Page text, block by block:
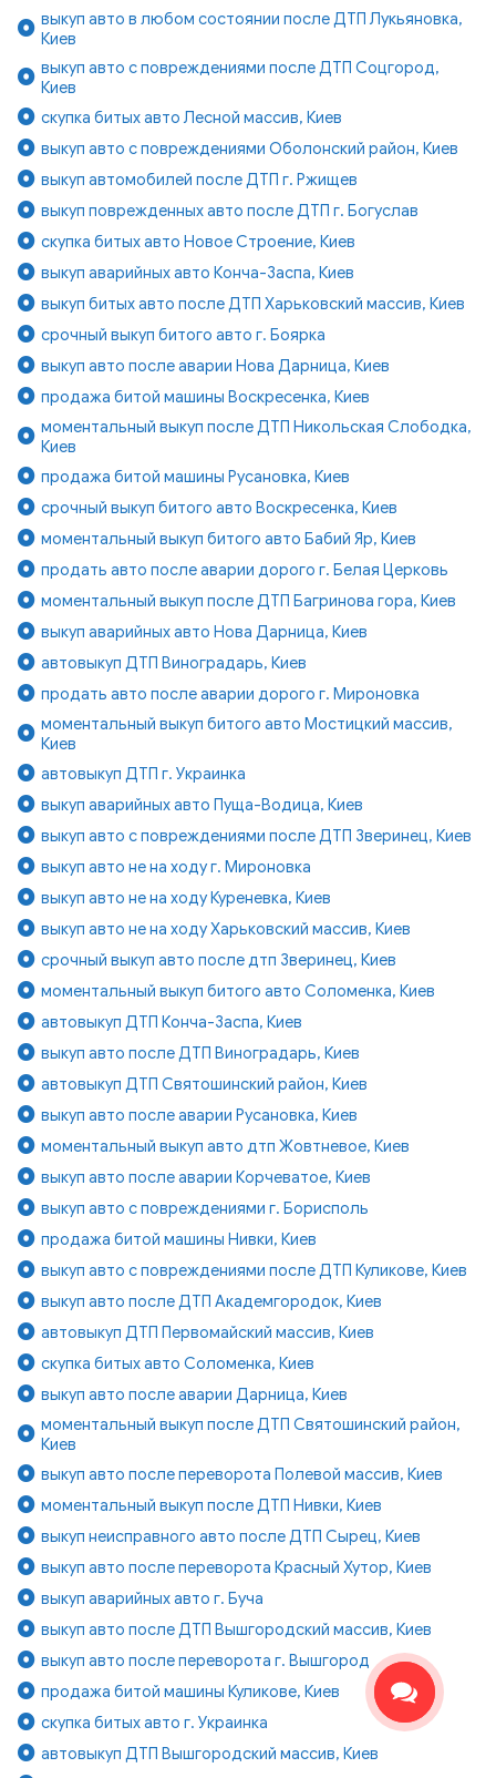
выкуп авто в любом состоянии после ДТП Лукьяновка,
Киев
выкуп авто с повреждениями после ДТП Соцгород,
Киев
скупка битых авто Лесной массив, Киев
выкуп авто с повреждениями Оболонский район, Киев
выкуп автомобилей после ДТП г. Ржищев
выкуп поврежденных авто после ДТП г. Богуслав
скупка битых авто Новое Строение, Киев
выкуп аварийных авто Конча-Заспа, Киев
выкуп битых авто после ДТП Харьковский массив, Киев
срочный выкуп битого авто г. Боярка
выкуп авто после аварии Нова Дарница, Киев
продажа битой машины Воскресенка, Киев
моментальный выкуп после ДТП Никольская Слободка,
Киев
продажа битой машины Русановка, Киев
срочный выкуп битого авто Воскресенка, Киев
моментальный выкуп битого авто Бабий Яр, Киев
продать авто после аварии дорого г. Белая Церковь
моментальный выкуп после ДТП Багринова гора, Киев
выкуп аварийных авто Нова Дарница, Киев
автовыкуп ДТП Виноградарь, Киев
продать авто после аварии дорого г. Мироновка
моментальный выкуп битого авто Мостицкий массив,
Киев
автовыкуп ДТП г. Украинка
выкуп аварийных авто Пуща-Водица, Киев
выкуп авто с повреждениями после ДТП Зверинец, Киев
выкуп авто не на ходу г. Мироновка
выкуп авто не на ходу Куреневка, Киев
выкуп авто не на ходу Харьковский массив, Киев
срочный выкуп авто после дтп Зверинец, Киев
моментальный выкуп битого авто Соломенка, Киев
автовыкуп ДТП Конча-Заспа, Киев
выкуп авто после ДТП Виноградарь, Киев
автовыкуп ДТП Святошинский район, Киев
выкуп авто после аварии Русановка, Киев
моментальный выкуп авто дтп Жовтневое, Киев
выкуп авто после аварии Корчеватое, Киев
выкуп авто с повреждениями г. Борисполь
продажа битой машины Нивки, Киев
выкуп авто с повреждениями после ДТП Куликове, Киев
выкуп авто после ДТП Академгородок, Киев
автовыкуп ДТП Первомайский массив, Киев
скупка битых авто Соломенка, Киев
выкуп авто после аварии Дарница, Киев
моментальный выкуп после ДТП Святошинский район,
Киев
выкуп авто после переворота Полевой массив, Киев
моментальный выкуп после ДТП Нивки, Киев
выкуп неисправного авто после ДТП Сырец, Киев
выкуп авто после переворота Красный Хутор, Киев
выкуп аварийных авто г. Буча
выкуп авто после ДТП Вышгородский массив, Киев
выкуп авто после переворота г. Вышгород
продажа битой машины Куликове, Киев
скупка битых авто г. Украинка
автовыкуп ДТП Вышгородский массив, Киев